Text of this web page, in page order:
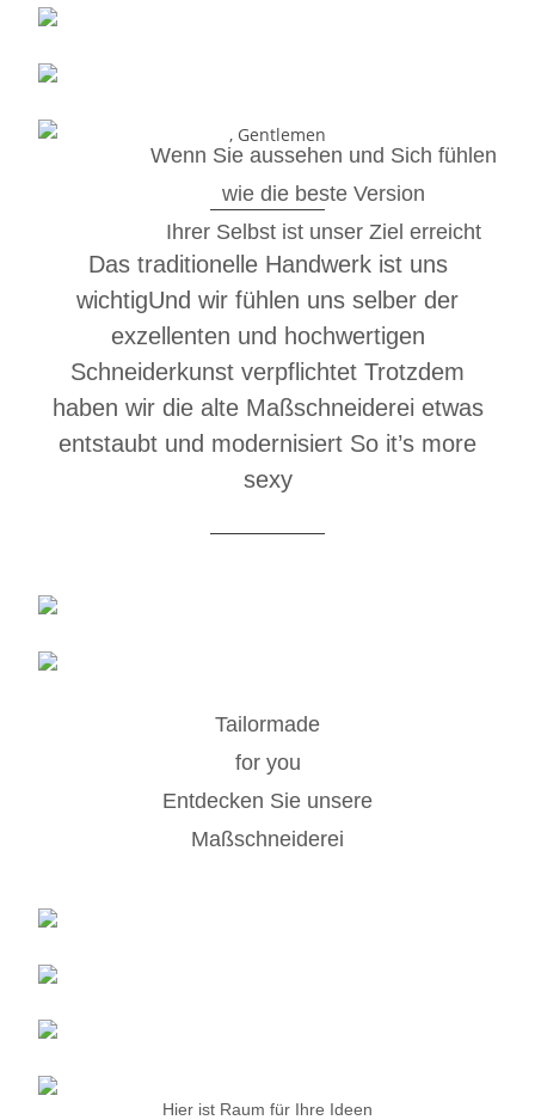
Wenn Sie aussehen und Sich fühlen
wie die beste Version
Ihrer Selbst ist unser Ziel erreicht
Das traditionelle Handwerk ist uns
wichtigUnd wir fühlen uns selber der
exzellenten und hochwertigen
Schneiderkunst verpflichtet Trotzdem
haben wir die alte Maßschneiderei etwas
entstaubt und modernisiert So it’s more
sexy
Tailormade
for you
Entdecken Sie unsere
Maßschneiderei
Hier ist Raum für Ihre Ideen